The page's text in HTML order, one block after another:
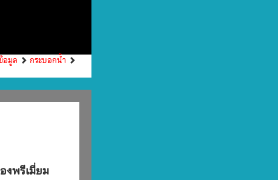
อมูล
กระบอกน้ำ
งพรีเมี่ยม